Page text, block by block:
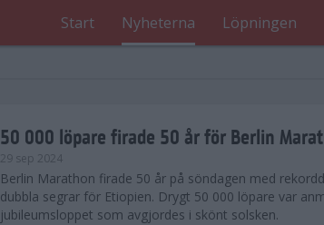
Start Nyheterna Löpningen
50 000 löpare firade 50 år för Berlin
29 sep 2024
Berlin Marathon firade 50 år på söndagen med
dubbla segrar för Etiopien. Drygt 50 000 löpare var
jubileumsloppet som avgjordes i skönt solsken.